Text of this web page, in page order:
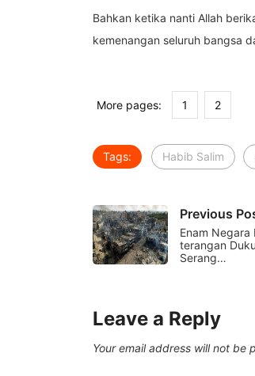
Bahkan ketika nanti Allah
kemenangan seluruh bangsa
More pages: 1 2
Tags: Habib Salim
Previous
Enam Negara
terangan
Serang…
Leave a Reply
Your email address will not be